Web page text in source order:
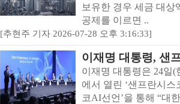
보유한 경우 세금 대상
공제를 이르면 ..
[추현주 기자 2026-07-28 오후 3:16:33]
이재명 대통령, 샌
이재명 대통령은 24일
에서 열린 ‘샌프란시
코AI선언’을 통해 “대